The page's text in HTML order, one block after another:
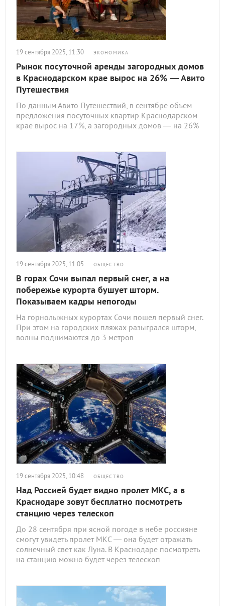
19 сентября 2025, 11:30 ЭКОНОМИКА
Рынок посуточной аренды загородных домов
в Краснодарском крае вырос на 26% — Авито
Путешествия
По данным Авито Путешествий, в сентябре объем
предложения посуточных квартир Краснодарском
крае вырос на 17%, а загородных домов — на 26%
19 сентября 2025, 11:05 ОБЩЕСТВО
В горах Сочи выпал первый снег, а на
побережье курорта бушует шторм.
Показываем кадры непогоды
На горнолыжных курортах Сочи пошел первый снег.
При этом на городских пляжах разыгрался шторм,
волны поднимаются до 3 метров
19 сентября 2025, 10:48 ОБЩЕСТВО
Над Россией будет видно пролет МКС, а в
Краснодаре зовут бесплатно посмотреть
станцию через телескоп
До 28 сентября при ясной погоде в небе россияне
смогут увидеть пролет МКС — она будет отражать
солнечный свет как Луна. В Краснодаре посмотреть
на станцию можно будет через телескоп